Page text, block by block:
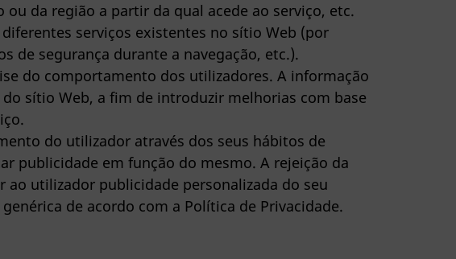
da região a partir da qual acede ao serviço, etc.
serviços existentes no sítio Web (por
de segurança durante a navegação, etc.).
do comportamento dos utilizadores. A informação
sítio Web, a fim de introduzir melhorias com base
do utilizador através dos seus hábitos de
publicidade em função do mesmo. A rejeição da
utilizador publicidade personalizada do seu
de acordo com a Política de Privacidade.